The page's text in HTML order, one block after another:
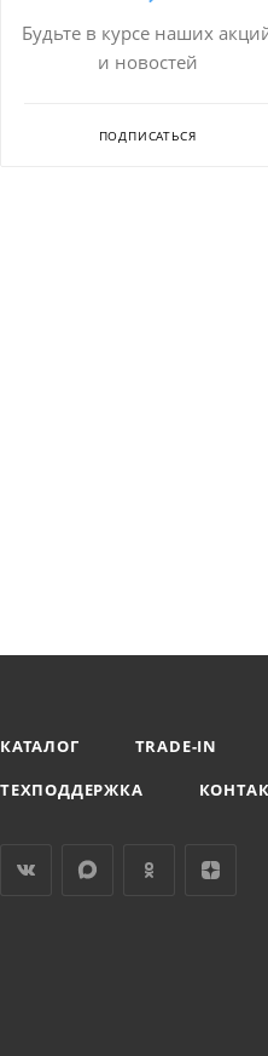
Будьте в курсе наших
и новостей
ПОДПИСАТЬСЯ
КАТАЛОГ TRADE-IN
ТЕХПОДДЕРЖКА